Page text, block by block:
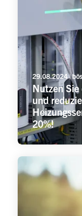
29.08.2024 |
Nutzen
und
20%!